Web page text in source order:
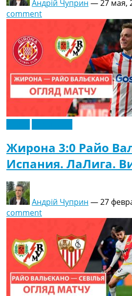
Андрій Чуприн —27 мая,
comment
Жирона 3:0 Райо
Испания. ЛаЛига.
Андрій Чуприн —27
comment